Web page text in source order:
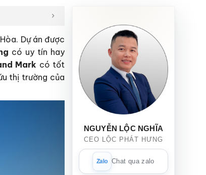
Dự án được
có uy tín hay
Mark có tốt
thị trường của
NGUYỄN LỘC NGHĨA
CEO LỘC PHÁT HƯNG
Chat qua zalo